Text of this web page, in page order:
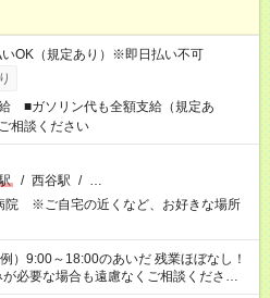
OK（規定あり）※即日払い不可
■ガソリン代も全額支給（規定あ
相談ください
/ 西谷駅 / …
院 ※ご自宅の近くなど、お好きな場所
）9:00～18:00のあいだ 残業ほぼなし！
必要な場合も遠慮なくご相談ください。
可能です。 その他、 ＊週4日・